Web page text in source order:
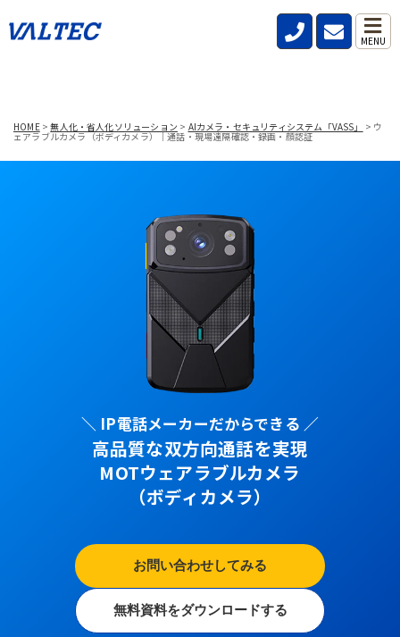
MENU
HOME>無人化・省人化ソリューション > AIカメラ・セキュリティシステム「VASS」 > ウ
ェアラブルカメラ（ボディカメラ）｜通話・現場遠隔確認・録画・顔認証
＼ IP電話メーカーだからできる ／
高品質な双方向通話を実現
MOTウェアラブルカメラ
（ボディカメラ）
お問い合わせしてみる
無料資料をダウンロードする